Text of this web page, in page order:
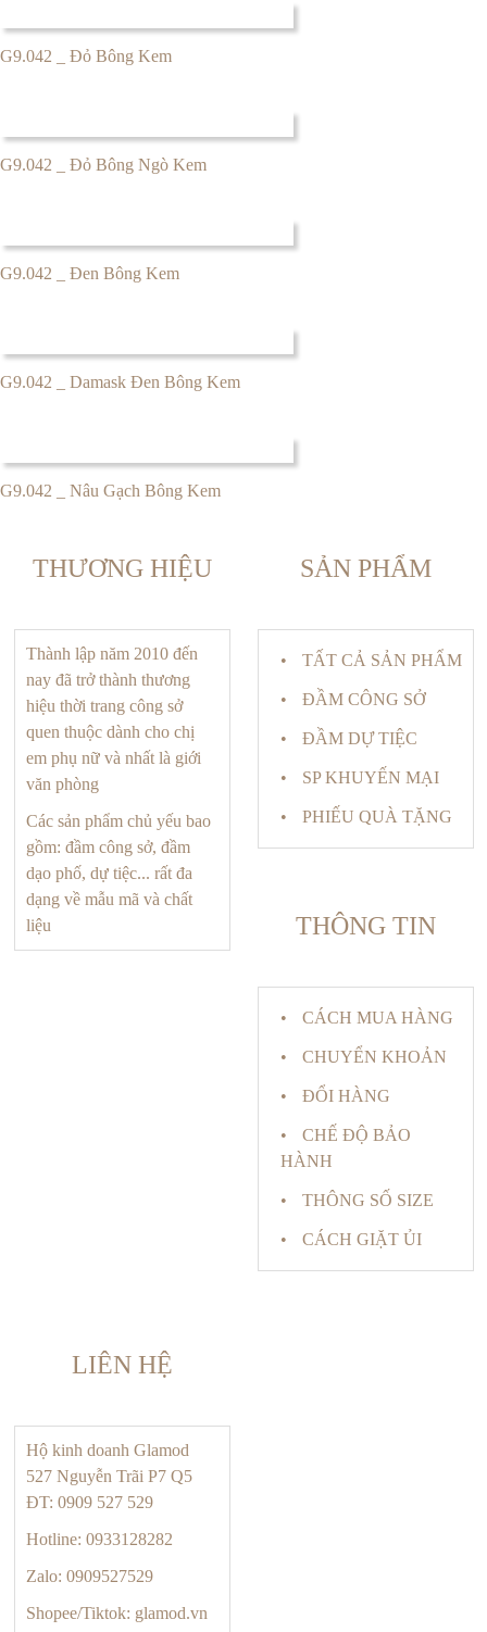
G9.042 _ Đỏ Bông Kem
G9.042 _ Đỏ Bông Ngò Kem
G9.042 _ Đen Bông Kem
G9.042 _ Damask Đen Bông Kem
G9.042 _ Nâu Gạch Bông Kem
THƯƠNG HIỆU
Thành lập năm 2010 đến
nay đã trở thành thương
hiệu thời trang công sở
quen thuộc dành cho chị
em phụ nữ và nhất là giới
văn phòng
Các sản phẩm chủ yếu bao
gồm: đầm công sở, đầm
dạo phố, dự tiệc... rất đa
dạng về mẫu mã và chất
liệu
SẢN PHẨM
TẤT CẢ SẢN PHẨM
ĐẦM CÔNG SỞ
ĐẦM DỰ TIỆC
SP KHUYẾN MẠI
PHIẾU QUÀ TẶNG
THÔNG TIN
CÁCH MUA HÀNG
CHUYỂN KHOẢN
ĐỔI HÀNG
CHẾ ĐỘ BẢO
HÀNH
THÔNG SỐ SIZE
CÁCH GIẶT ỦI
LIÊN HỆ
Hộ kinh doanh Glamod
527 Nguyễn Trãi P7 Q5
ĐT: 0909 527 529
Hotline: 0933128282
Zalo: 0909527529
Shopee/Tiktok: glamod.vn